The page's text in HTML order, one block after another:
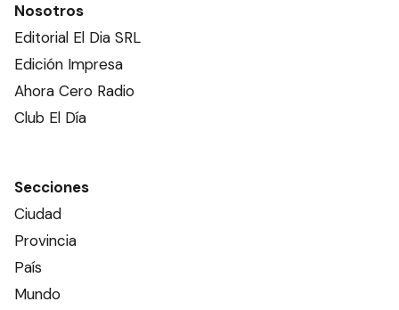
Nosotros
Editorial El Dia SRL
Edición Impresa
Ahora Cero Radio
Club El Día
Secciones
Ciudad
Provincia
País
Mundo